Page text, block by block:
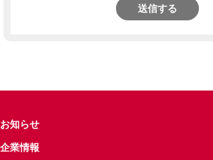
送信する
お知らせ
企業情報